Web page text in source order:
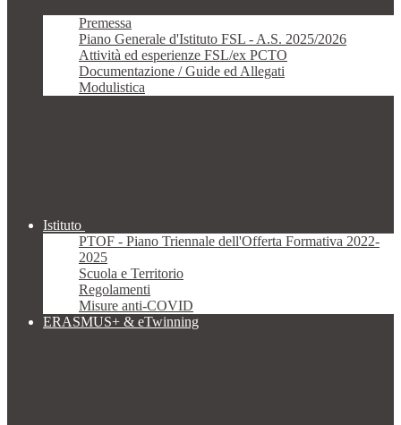
Premessa
Piano Generale d'Istituto FSL - A.S. 2025/2026
Attività ed esperienze FSL/ex PCTO
Documentazione / Guide ed Allegati
Modulistica
Istituto
PTOF - Piano Triennale dell'Offerta Formativa 2022-
2025
Scuola e Territorio
Regolamenti
Misure anti-COVID
ERASMUS+ & eTwinning